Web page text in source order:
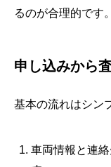
るのが合理的です。
申し込みから
基本の流れはシン
車両情報と連